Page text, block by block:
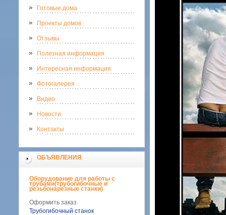
Готовые дома
Проекты домов
Отзывы
Полезная информация
Интересная информация
Фотогалерея
Видео
Новости
Контакты
ОБЪЯВЛЕНИЯ
Оборудование для работы с
трубами(трубогибочные и
резьбонарезные станки)
Оформить заказ.
Трубогибочный станок